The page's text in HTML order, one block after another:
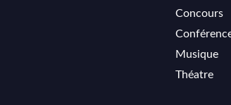
Concours
Musique
Théatre